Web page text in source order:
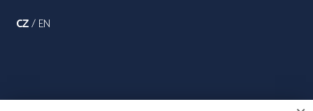
CZ/EN